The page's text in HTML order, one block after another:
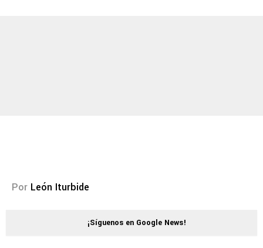
Por León Iturbide
¡Síguenos en Google News!